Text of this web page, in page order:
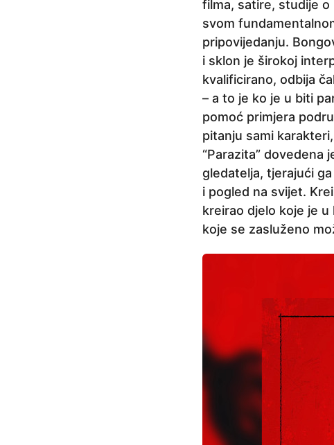
filma, satire, studije o
svom
pripovijedanju.
i sklon je širokoj
kvalificirano, odbija
– a to je ko je u biti
pomoć primjera
pitanju sami
“Parazita” dovedena
gledatelja, tjerajući
i pogled na svijet.
kreirao djelo koje je
koje se zasluženo